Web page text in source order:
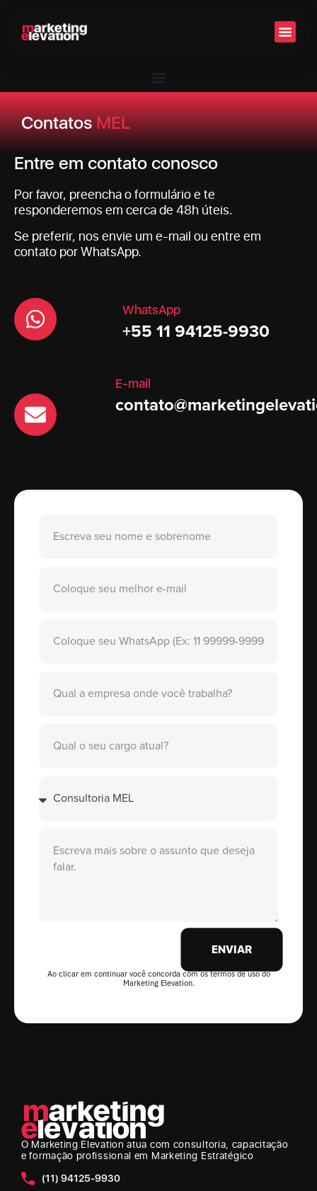
ContatosMEL
Entre em contato conosco
Por favor, preencha o formulário e te
responderemos em cerca de 48h úteis.
Se preferir, nos envie um e-mail ou entre em
contato por WhatsApp.
WhatsApp
+55 11 94125-9930
E-mail
ENVIAR
Ao clicar em continuar você concorda com os termos de uso do
Marketing Elevation.
O Marketing Elevation atua com consultoria, capacitação
e formação profissional em Marketing Estratégico
(11) 94125-9930